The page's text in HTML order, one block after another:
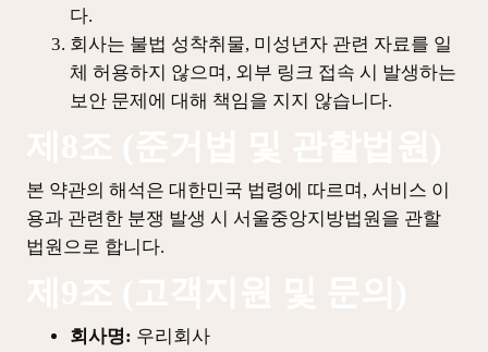
다.
회사는 불법 성착취물, 미성년자 관련 자료를 일
체 허용하지 않으며, 외부 링크 접속 시 발생하는
보안 문제에 대해 책임을 지지 않습니다.
본 약관의 해석은 대한민국 법령에 따르며, 서비스 이
용과 관련한 분쟁 발생 시 서울중앙지방법원을 관할
법원으로 합니다.
회사명: 우리회사